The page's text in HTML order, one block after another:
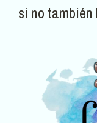
si no también